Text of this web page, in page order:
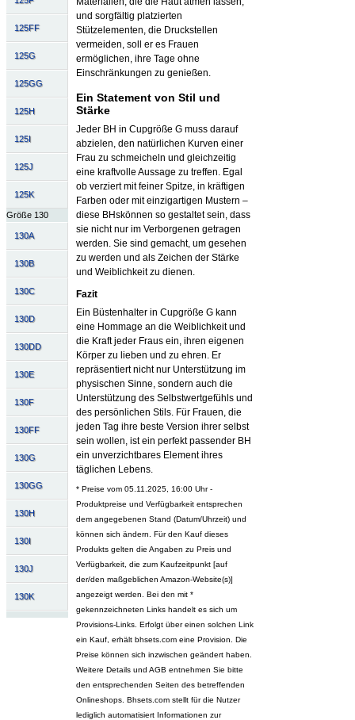
125FF
125G
125GG
125H
125I
125J
125K
Größe 130
130A
130B
130C
130D
130DD
130E
130F
130FF
130G
130GG
130H
130I
130J
130K
und sorgfältig platzierten
Stützelementen, die Druckstellen
vermeiden, soll er es Frauen
ermöglichen, ihre Tage ohne
Einschränkungen zu genießen.
Ein Statement von Stil und
Stärke
Jeder BH in Cupgröße G muss darauf
abzielen, den natürlichen Kurven einer
Frau zu schmeicheln und gleichzeitig
eine kraftvolle Aussage zu treffen. Egal
ob verziert mit feiner Spitze, in kräftigen
Farben oder mit einzigartigen Mustern –
diese BHskönnen so gestaltet sein, dass
sie nicht nur im Verborgenen getragen
werden. Sie sind gemacht, um gesehen
zu werden und als Zeichen der Stärke
und Weiblichkeit zu dienen.
Fazit
Ein Büstenhalter in Cupgröße G kann
eine Hommage an die Weiblichkeit und
die Kraft jeder Fraus ein, ihren eigenen
Körper zu lieben und zu ehren. Er
repräsentiert nicht nur Unterstützung im
physischen Sinne, sondern auch die
Unterstützung des Selbstwertgefühls und
des persönlichen Stils. Für Frauen, die
jeden Tag ihre beste Version ihrer selbst
sein wollen, ist ein perfekt passender BH
ein unverzichtbares Element ihres
täglichen Lebens.
* Preise vom 05.11.2025, 16:00 Uhr -
Produktpreise und Verfügbarkeit entsprechen
dem angegebenen Stand (Datum/Uhrzeit) und
können sich ändern. Für den Kauf dieses
Produkts gelten die Angaben zu Preis und
Verfügbarkeit, die zum Kaufzeitpunkt [auf
der/den maßgeblichen Amazon-Website(s)]
angezeigt werden. Bei den mit *
gekennzeichneten Links handelt es sich um
Provisions-Links. Erfolgt über einen solchen Link
ein Kauf, erhält bhsets.com eine Provision. Die
Preise können sich inzwischen geändert haben.
Weitere Details und AGB entnehmen Sie bitte
den entsprechenden Seiten des betreffenden
Onlineshops. Bhsets.com stellt für die Nutzer
lediglich automatisiert Informationen zur